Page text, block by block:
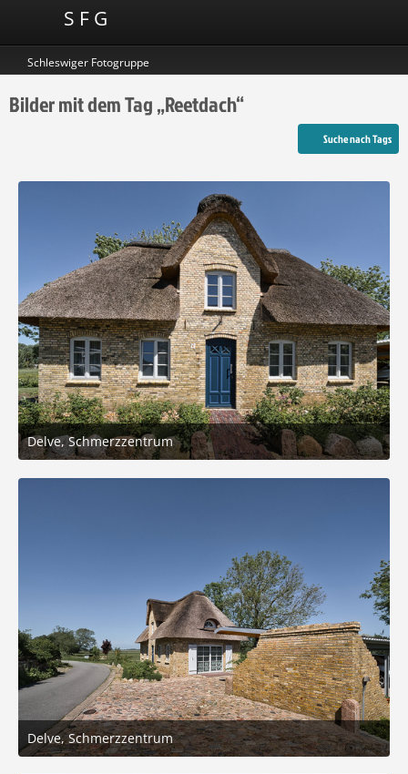
S F G
Schleswiger Fotogruppe
Bilder mit dem Tag „Reetdach“
Suche nach Tags
Delve, Schmerzzentrum
6. Juni 2026 um 18:10
4
Delve, Schmerzzentrum
6. Juni 2026 um 18:10